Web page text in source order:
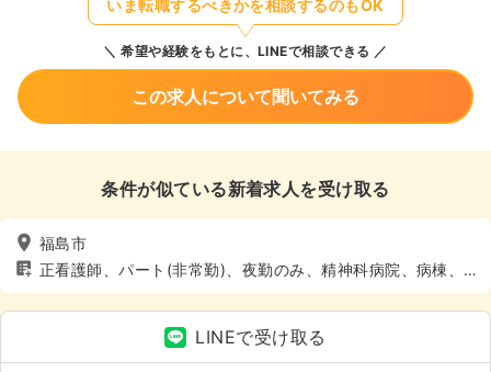
いま転職するべきかを相談するのもOK
希望や経験をもとに、LINEで相談できる
この求人について聞いてみる
条件が似ている新着求人を受け取る
福島市
正看護師、パート(非常勤)、夜勤のみ、精神科病院、病棟、4
週8休以上
LINEで受け取る